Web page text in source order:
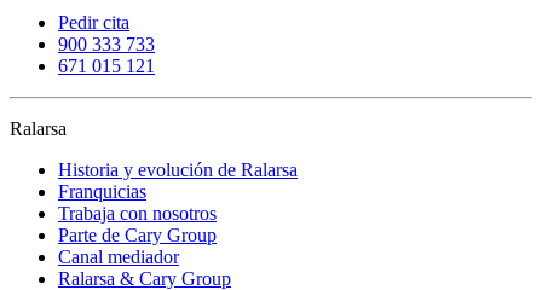
Pedir cita
900 333 733
671 015 121
Ralarsa
Historia y evolución de Ralarsa
Franquicias
Trabaja con nosotros
Parte de Cary Group
Canal mediador
Ralarsa & Cary Group